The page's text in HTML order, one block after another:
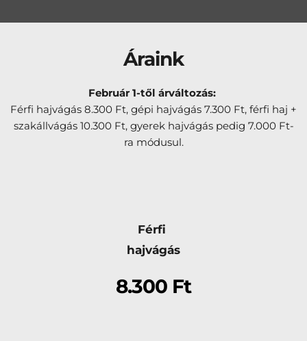
Áraink
Február 1-től árváltozás:
Férfi hajvágás 8.300 Ft, gépi hajvágás 7.300 Ft, férfi haj +
szakállvágás 10.300 Ft, gyerek hajvágás pedig 7.000 Ft-
ra módusul.
Férfi
hajvágás
8.300 Ft